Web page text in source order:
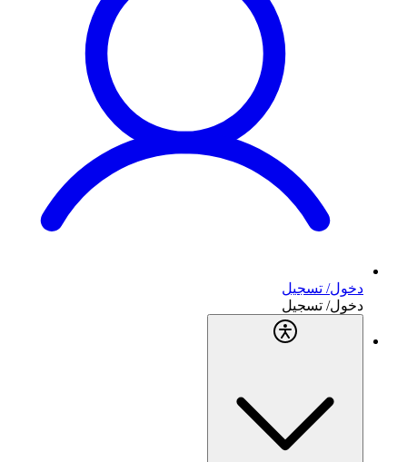
دخول/ تسجيل
دخول/ تسجيل